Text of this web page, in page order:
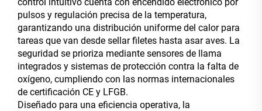
pulsos y regulación precisa de la temperatura,
garantizando una distribución uniforme del calor para
tareas que van desde sellar filetes hasta asar aves. La
seguridad se prioriza mediante sensores de llama
integrados y sistemas de protección contra la falta de
oxígeno, cumpliendo con las normas internacionales
de certificación CE y LFGB.
Diseñado para una eficiencia operativa, la